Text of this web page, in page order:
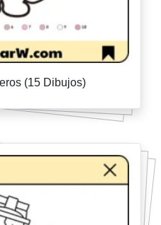
(15 Dibujos)